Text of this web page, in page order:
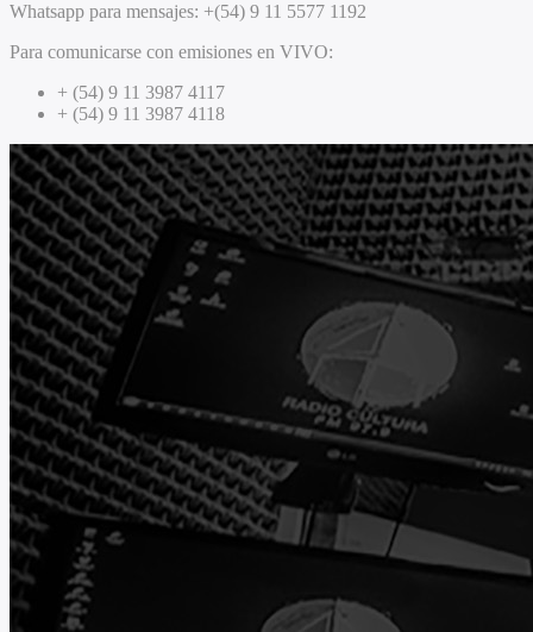
Whatsapp para mensajes: +(54) 9 11 5577 1192
Para comunicarse con emisiones en VIVO:
+ (54) 9 11 3987 4117
+ (54) 9 11 3987 4118